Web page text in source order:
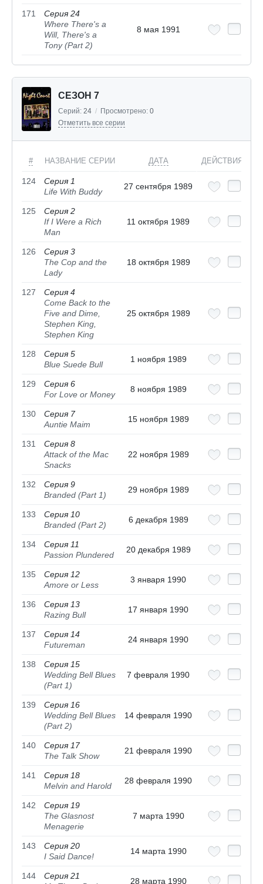
171
Серия 24
Where There's a
Will, There's a
Tony (Part 2)
8 мая 1991
СЕЗОН 7
Серий: 24 / Просмотрено: 0
Отметить все серии
# НАЗВАНИЕ СЕРИИ ДАТА ДЕЙСТВИЯ
124
Серия 1
Life With Buddy
27 сентября 1989
125
Серия 2
If I Were a Rich
Man
11 октября 1989
126
Серия 3
The Cop and the
Lady
18 октября 1989
127
Серия 4
Come Back to the
Five and Dime,
Stephen King,
Stephen King
25 октября 1989
128
Серия 5
Blue Suede Bull
1 ноября 1989
129
Серия 6
For Love or Money
8 ноября 1989
130
Серия 7
Auntie Maim
15 ноября 1989
131
Серия 8
Attack of the Mac
Snacks
22 ноября 1989
132
Серия 9
Branded (Part 1)
29 ноября 1989
133
Серия 10
Branded (Part 2)
6 декабря 1989
134
Серия 11
Passion Plundered
20 декабря 1989
135
Серия 12
Amore or Less
3 января 1990
136
Серия 13
Razing Bull
17 января 1990
137
Серия 14
Futureman
24 января 1990
138
Серия 15
Wedding Bell Blues
(Part 1)
7 февраля 1990
139
Серия 16
Wedding Bell Blues
(Part 2)
14 февраля 1990
140
Серия 17
The Talk Show
21 февраля 1990
141
Серия 18
Melvin and Harold
28 февраля 1990
142
Серия 19
The Glasnost
Menagerie
7 марта 1990
143
Серия 20
I Said Dance!
14 марта 1990
144
Серия 21
28 марта 1990